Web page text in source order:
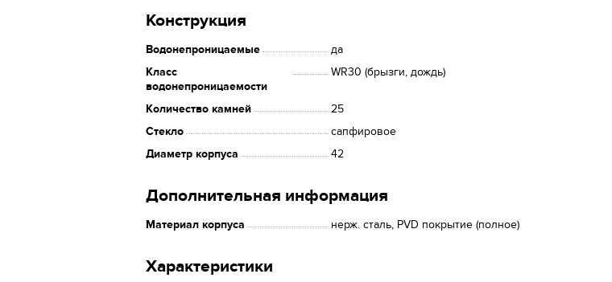
Конструкция
Водонепроницаемые
да
Класс
водонепроницаемости
WR30 (брызги, дождь)
Количество камней
25
Стекло
сапфировое
Диаметр корпуса
42
Дополнительная информация
Материал корпуса нерж. сталь, PVD покрытие (полное)
Характеристики